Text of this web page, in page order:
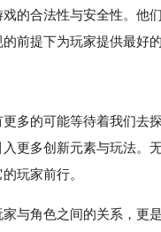
的合法性与安全性。他
前提下为玩家提供最好的
多的可能等待着我们
更多创新元素与玩法。
玩家前行。
与角色之间的关系，更